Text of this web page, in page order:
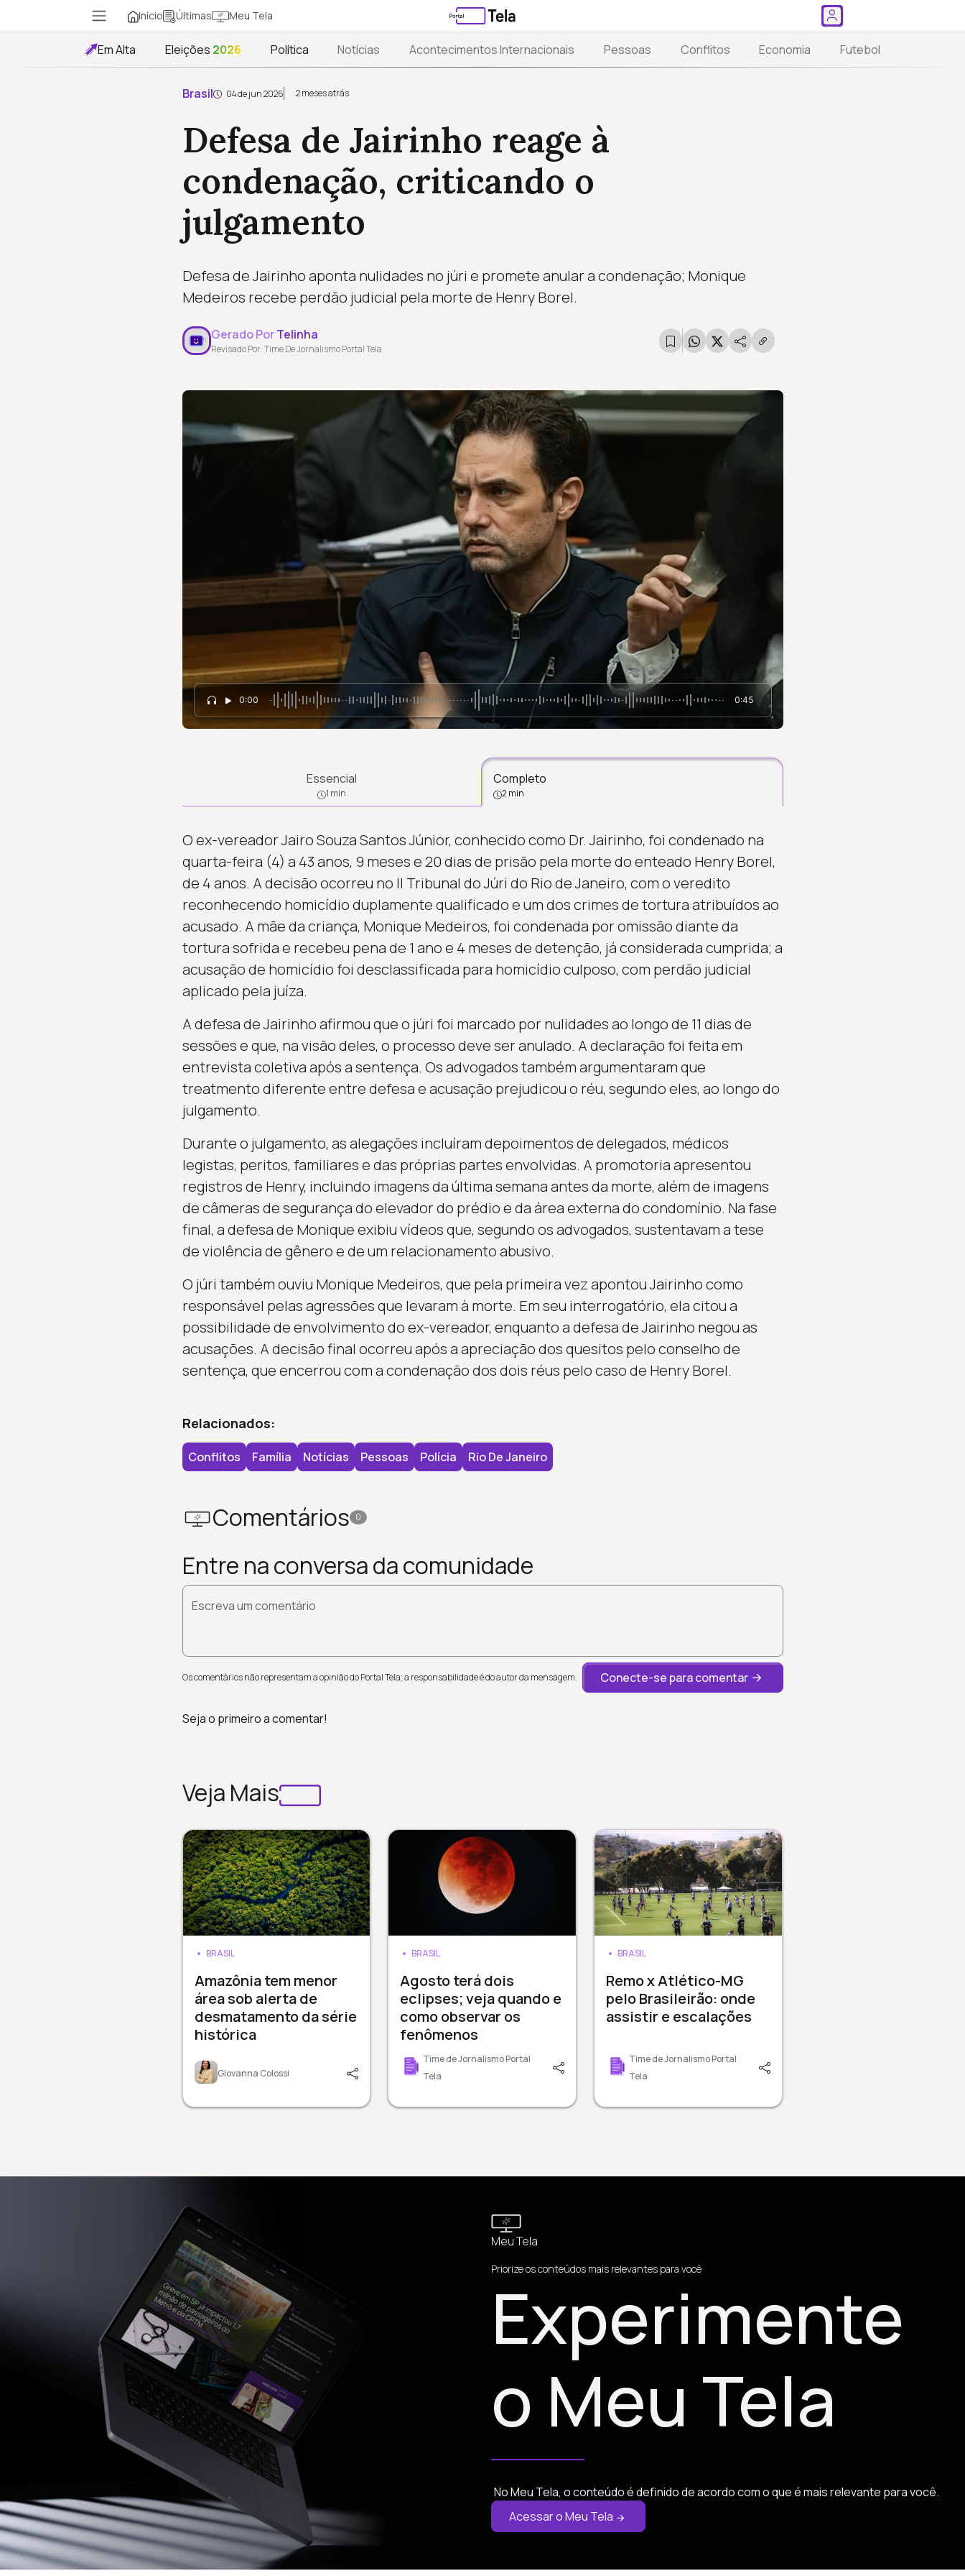
Início Últimas Meu Tela
Em Alta Eleições 2026 Política Notícias Acontecimentos Internacionais Pessoas Conflitos Economia Futebol
Brasil 04 de jun 2026 2 meses atrás
Defesa de Jairinho reage à
condenação, criticando o
julgamento
Defesa de Jairinho aponta nulidades no júri e promete anular a condenação; Monique
Medeiros recebe perdão judicial pela morte de Henry Borel.
Gerado PorTelinha
Revisado Por: Time De Jornalismo Portal Tela
0:00 0:45
Essencial
1 min
Completo
2 min
O ex-vereador Jairo Souza Santos Júnior, conhecido como Dr. Jairinho, foi condenado na
quarta-feira (4) a 43 anos, 9 meses e 20 dias de prisão pela morte do enteado Henry Borel,
de 4 anos. A decisão ocorreu no II Tribunal do Júri do Rio de Janeiro, com o veredito
reconhecendo homicídio duplamente qualificado e um dos crimes de tortura atribuídos ao
acusado. A mãe da criança, Monique Medeiros, foi condenada por omissão diante da
tortura sofrida e recebeu pena de 1 ano e 4 meses de detenção, já considerada cumprida; a
acusação de homicídio foi desclassificada para homicídio culposo, com perdão judicial
aplicado pela juíza.
A defesa de Jairinho afirmou que o júri foi marcado por nulidades ao longo de 11 dias de
sessões e que, na visão deles, o processo deve ser anulado. A declaração foi feita em
entrevista coletiva após a sentença. Os advogados também argumentaram que
treatmento diferente entre defesa e acusação prejudicou o réu, segundo eles, ao longo do
julgamento.
Durante o julgamento, as alegações incluíram depoimentos de delegados, médicos
legistas, peritos, familiares e das próprias partes envolvidas. A promotoria apresentou
registros de Henry, incluindo imagens da última semana antes da morte, além de imagens
de câmeras de segurança do elevador do prédio e da área externa do condomínio. Na fase
final, a defesa de Monique exibiu vídeos que, segundo os advogados, sustentavam a tese
de violência de gênero e de um relacionamento abusivo.
O júri também ouviu Monique Medeiros, que pela primeira vez apontou Jairinho como
responsável pelas agressões que levaram à morte. Em seu interrogatório, ela citou a
possibilidade de envolvimento do ex-vereador, enquanto a defesa de Jairinho negou as
acusações. A decisão final ocorreu após a apreciação dos quesitos pelo conselho de
sentença, que encerrou com a condenação dos dois réus pelo caso de Henry Borel.
Relacionados:
Conflitos Família Notícias Pessoas Polícia Rio De Janeiro
Comentários 0
Entre na conversa da comunidade
Escreva um comentário
Os comentários não representam a opinião do Portal Tela; a responsabilidade é do autor da mensagem. Conecte-se para comentar
Seja o primeiro a comentar!
Veja Mais
BRASIL
Amazônia tem menor
área sob alerta de
desmatamento da série
histórica
Giovanna Colossi
BRASIL
Agosto terá dois
eclipses; veja quando e
como observar os
fenômenos
Time de Jornalismo Portal
Tela
BRASIL
Remo x Atlético-MG
pelo Brasileirão: onde
assistir e escalações
Time de Jornalismo Portal
Tela
Meu Tela
Priorize os conteúdos mais relevantes para você
Experimente
o Meu Tela
No Meu Tela, o conteúdo é definido de acordo com o que é mais relevante para você.
Acessar o Meu Tela